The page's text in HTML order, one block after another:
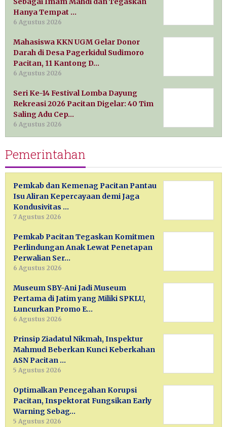
Hanya Tempat …
6 Agustus 2026
Mahasiswa KKN UGM Gelar Donor
Darah di Desa Pagerkidul Sudimoro
Pacitan, 11 Kantong D…
6 Agustus 2026
Seri Ke-14 Festival Lomba Dayung
Rekreasi 2026 Pacitan Digelar: 40 Tim
Saling Adu Cep…
6 Agustus 2026
Pemerintahan
Pemkab dan Kemenag Pacitan Pantau
Isu Aliran Kepercayaan demi Jaga
Kondusivitas …
7 Agustus 2026
Pemkab Pacitan Tegaskan Komitmen
Perlindungan Anak Lewat Penetapan
Perwalian Ser…
6 Agustus 2026
Museum SBY-Ani Jadi Museum
Pertama di Jatim yang Miliki SPKLU,
Luncurkan Promo E…
6 Agustus 2026
Prinsip Ziadatul Nikmah, Inspektur
Mahmud Beberkan Kunci Keberkahan
ASN Pacitan …
5 Agustus 2026
Optimalkan Pencegahan Korupsi
Pacitan, Inspektorat Fungsikan Early
Warning Sebag…
5 Agustus 2026